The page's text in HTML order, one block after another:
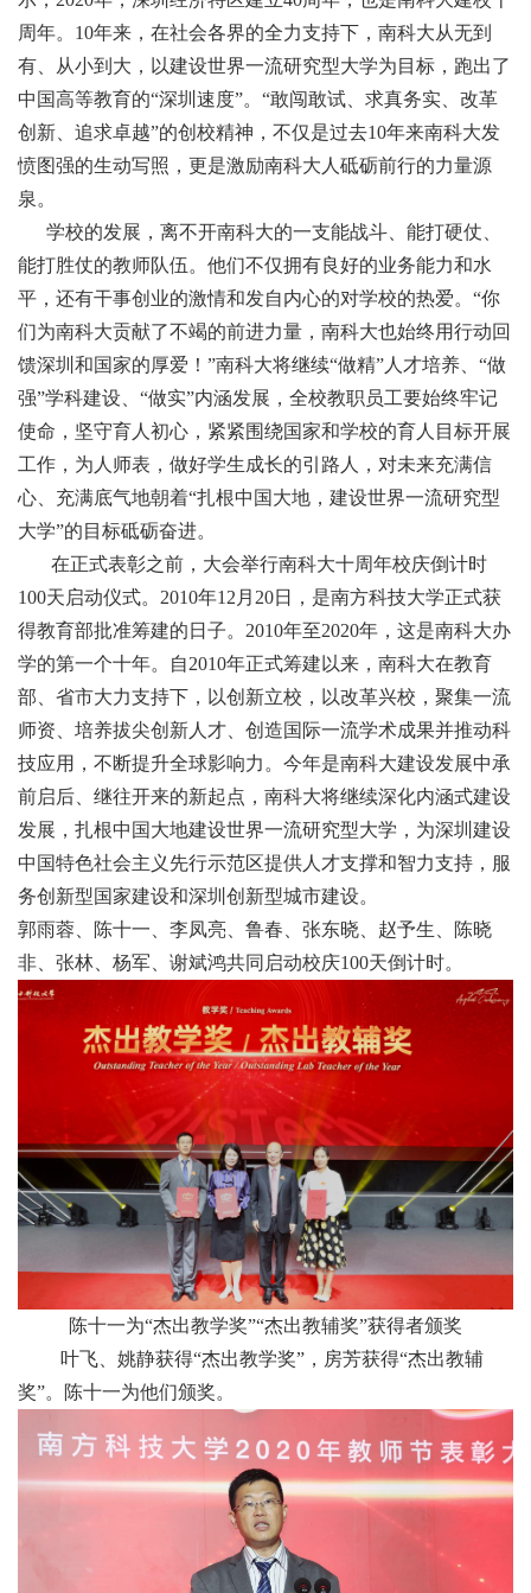
周年。10年来，在社会各界的全力支持下，南科大从无到
有、从小到大，以建设世界一流研究型大学为目标，跑出了
中国高等教育的“深圳速度”。“敢闯敢试、求真务实、改革
创新、追求卓越”的创校精神，不仅是过去10年来南科大发
愤图强的生动写照，更是激励南科大人砥砺前行的力量源
泉。
学校的发展，离不开南科大的一支能战斗、能打硬仗、
能打胜仗的教师队伍。他们不仅拥有良好的业务能力和水
平，还有干事创业的激情和发自内心的对学校的热爱。“你
们为南科大贡献了不竭的前进力量，南科大也始终用行动回
馈深圳和国家的厚爱！”南科大将继续“做精”人才培养、“做
强”学科建设、“做实”内涵发展，全校教职员工要始终牢记
使命，坚守育人初心，紧紧围绕国家和学校的育人目标开展
工作，为人师表，做好学生成长的引路人，对未来充满信
心、充满底气地朝着“扎根中国大地，建设世界一流研究型
大学”的目标砥砺奋进。
在正式表彰之前，大会举行南科大十周年校庆倒计时
100天启动仪式。2010年12月20日，是南方科技大学正式获
得教育部批准筹建的日子。2010年至2020年，这是南科大办
学的第一个十年。自2010年正式筹建以来，南科大在教育
部、省市大力支持下，以创新立校，以改革兴校，聚集一流
师资、培养拔尖创新人才、创造国际一流学术成果并推动科
技应用，不断提升全球影响力。今年是南科大建设发展中承
前启后、继往开来的新起点，南科大将继续深化内涵式建设
发展，扎根中国大地建设世界一流研究型大学，为深圳建设
中国特色社会主义先行示范区提供人才支撑和智力支持，服
务创新型国家建设和深圳创新型城市建设。
郭雨蓉、陈十一、李凤亮、鲁春、张东晓、赵予生、陈晓
非、张林、杨军、谢斌鸿共同启动校庆100天倒计时。
陈十一为“杰出教学奖”“杰出教辅奖”获得者颁奖
叶飞、姚静获得“杰出教学奖”，房芳获得“杰出教辅
奖”。陈十一为他们颁奖。